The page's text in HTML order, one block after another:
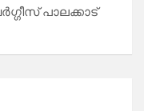
പാലക്കാട്